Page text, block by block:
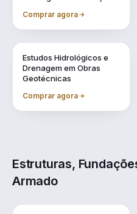
Comprar agora
Estudos Hidrológicos e
Drenagem em Obras
Geotécnicas
Comprar agora
Estruturas,
Armado